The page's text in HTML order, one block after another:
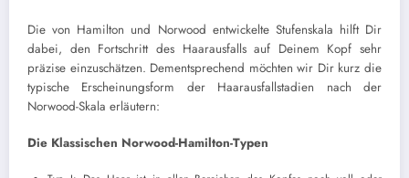
Die von Hamilton und Norwood entwickelte Stufenskala hilft Dir
dabei, den Fortschritt des Haarausfalls auf Deinem Kopf sehr
präzise einzuschätzen. Dementsprechend möchten wir Dir kurz die
typische Erscheinungsform der Haarausfallstadien nach der
Norwood-Skala erläutern:
Die Klassischen Norwood-Hamilton-Typen